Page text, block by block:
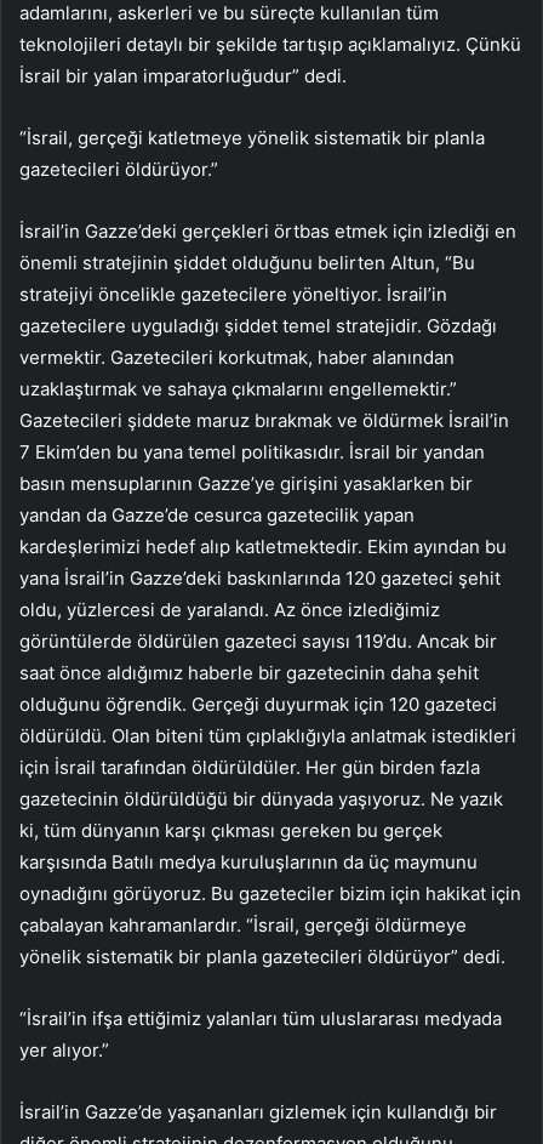
adamlarını, askerleri ve bu süreçte kullanılan tüm
teknolojileri detaylı bir şekilde tartışıp açıklamalıyız. Çünkü
İsrail bir yalan imparatorluğudur” dedi.
“İsrail, gerçeği katletmeye yönelik sistematik bir planla
gazetecileri öldürüyor.”
İsrail’in Gazze’deki gerçekleri örtbas etmek için izlediği en
önemli stratejinin şiddet olduğunu belirten Altun, “Bu
stratejiyi öncelikle gazetecilere yöneltiyor. İsrail’in
gazetecilere uyguladığı şiddet temel stratejidir. Gözdağı
vermektir. Gazetecileri korkutmak, haber alanından
uzaklaştırmak ve sahaya çıkmalarını engellemektir.”
Gazetecileri şiddete maruz bırakmak ve öldürmek İsrail’in
7 Ekim’den bu yana temel politikasıdır. İsrail bir yandan
basın mensuplarının Gazze’ye girişini yasaklarken bir
yandan da Gazze’de cesurca gazetecilik yapan
kardeşlerimizi hedef alıp katletmektedir. Ekim ayından bu
yana İsrail’in Gazze’deki baskınlarında 120 gazeteci şehit
oldu, yüzlercesi de yaralandı. Az önce izlediğimiz
görüntülerde öldürülen gazeteci sayısı 119’du. Ancak bir
saat önce aldığımız haberle bir gazetecinin daha şehit
olduğunu öğrendik. Gerçeği duyurmak için 120 gazeteci
öldürüldü. Olan biteni tüm çıplaklığıyla anlatmak istedikleri
için İsrail tarafından öldürüldüler. Her gün birden fazla
gazetecinin öldürüldüğü bir dünyada yaşıyoruz. Ne yazık
ki, tüm dünyanın karşı çıkması gereken bu gerçek
karşısında Batılı medya kuruluşlarının da üç maymunu
oynadığını görüyoruz. Bu gazeteciler bizim için hakikat için
çabalayan kahramanlardır. “İsrail, gerçeği öldürmeye
yönelik sistematik bir planla gazetecileri öldürüyor” dedi.
“İsrail’in ifşa ettiğimiz yalanları tüm uluslararası medyada
yer alıyor.”
İsrail’in Gazze’de yaşananları gizlemek için kullandığı bir